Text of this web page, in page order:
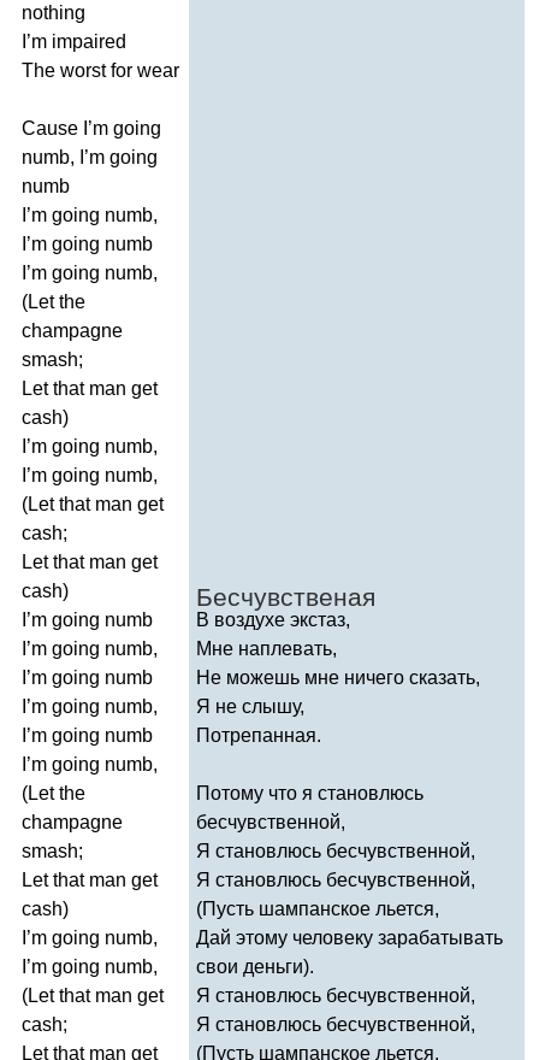
nothing
’m impaired
The worst for wear
Cause ’m going
numb, ’m going
numb
’m going numb,
’m going numb
’m going numb,
(Let the
champagne
smash;
Let that man get
cash)
’m going numb,
’m going numb,
(Let that man get
cash;
Let that man get
cash)
’m going numb
’m going numb,
’m going numb
’m going numb,
’m going numb
’m going numb,
(Let the
champagne
smash;
Let that man get
cash)
’m going numb,
’m going numb,
(Let that man get
cash;
Let that man get
Бесчувственая
В воздухе экстаз,
Мне наплевать,
Не можешь мне ничего сказать,
Я не слышу,
Потрепанная.
Потому что я становлюсь
бесчувственной,
Я становлюсь бесчувственной,
Я становлюсь бесчувственной,
(Пусть шампанское льется,
Дай этому человеку зарабатывать
свои деньги).
Я становлюсь бесчувственной,
Я становлюсь бесчувственной,
(Пусть шампанское льется,